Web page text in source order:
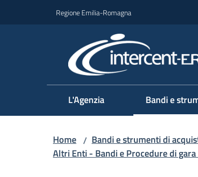
Regione Emilia-Romagna
L'Agenzia Bandi e
Home / Bandi e strumenti di
Altri Enti - Bandi e Procedure di gara